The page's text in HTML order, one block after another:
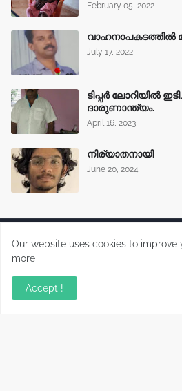
February 05, 2022
വാഹനാപകടത്തിൽ
July 17, 2022
ടിപ്പർ ലോറിയിൽ
ദാരുണാന്ത്യം.
April 16, 2023
നിര്യാതനായി
June 20, 2024
Our website uses cookies to improve
more
Accept !